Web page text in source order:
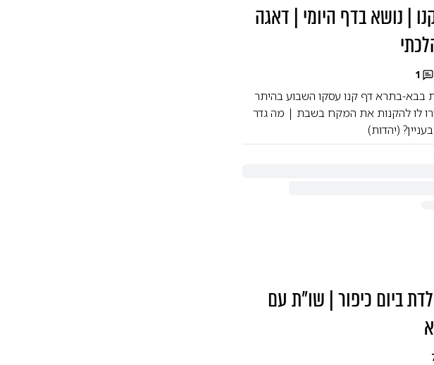
| נושא בדף היומי | דאגה
1
בבא-בתרא דף קנו עסקו השבוע בהיתר
לו להקנות את המקח בשבת | מה גדר
(יהדות)
ביום כיפור | שו"ת עם